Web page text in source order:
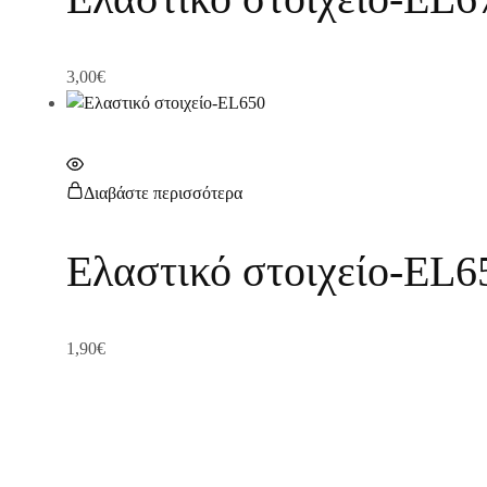
3,00€
Διαβάστε περισσότερα
Ελαστικό στοιχείο-
1,90€